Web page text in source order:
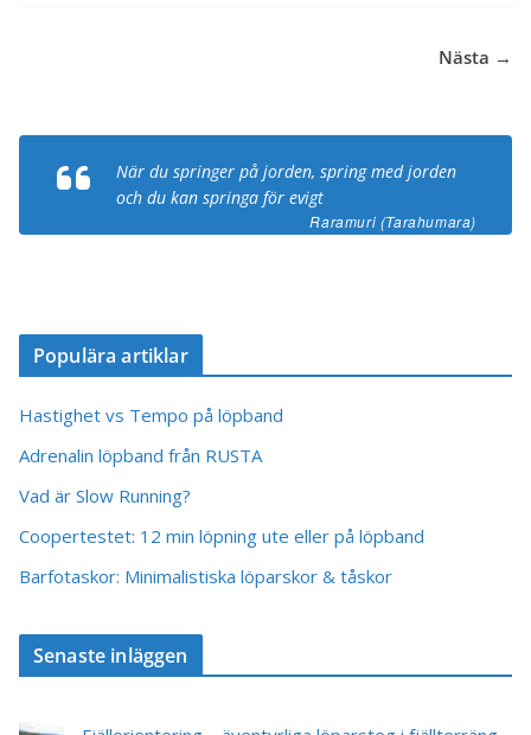
Nästa →
När du springer på jorden, spring med jorden
och du kan springa för evigt
Raramuri (Tarahumara)
Populära artiklar
Hastighet vs Tempo på löpband
Adrenalin löpband från RUSTA
Vad är Slow Running?
Coopertestet: 12 min löpning ute eller på löpband
Barfotaskor: Minimalistiska löparskor & tåskor
Senaste inläggen